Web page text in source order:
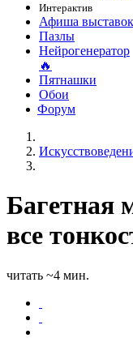
Интерактив
Афиша выставок
Пазлы
Нейрогенератор
🔥
Пятнашки
Обои
Форум
Багетная
все
читать ~4 мин.